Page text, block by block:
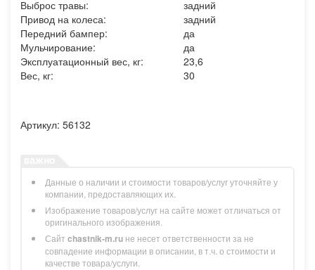
Выброс травы:
задний
Привод на колеса:
задний
Передний бампер:
да
Мульчирование:
да
Эксплуатационный вес, кг:
23,6
Вес, кг:
30
Артикул: 56132
Данные о наличии и стоимости товаров/услуг уточняйте у
компании, предоставляющих их.
Изображение товаров/услуг на сайте может отличаться от
оригинального изображения.
Сайт chastnik-m.ru не несет ответственности за не
совпадение информации в описании, в т.ч. о стоимости и
качестве товара/услуги.